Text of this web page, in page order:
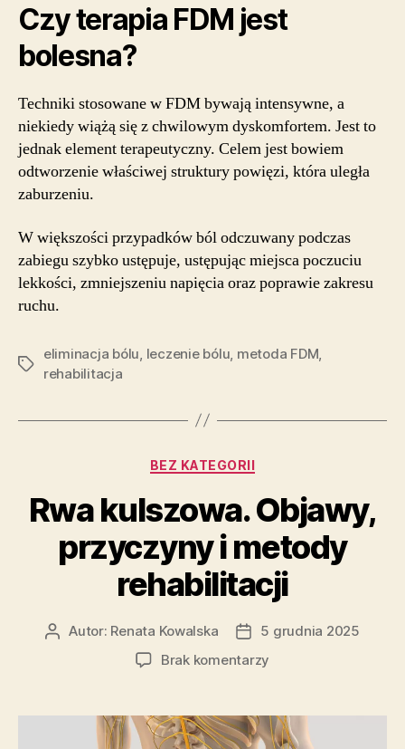
Czy terapia FDM jest
bolesna?
Techniki stosowane w FDM bywają intensywne, a
niekiedy wiążą się z chwilowym dyskomfortem. Jest to
jednak element terapeutyczny. Celem jest bowiem
odtworzenie właściwej struktury powięzi, która uległa
zaburzeniu.
W większości przypadków ból odczuwany podczas
zabiegu szybko ustępuje, ustępując miejsca poczuciu
lekkości, zmniejszeniu napięcia oraz poprawie zakresu
ruchu.
Tagi
eliminacja bólu leczenie bólu metoda FDM
rehabilitacja
Kategorie
BEZ KATEGORII
Rwa kulszowa. Objawy,
przyczyny i metody
rehabilitacji
AutorAutor: Renata Kowalska
Data5 grudnia 2025
Brak komentarzy
Objawy,
przyczyny